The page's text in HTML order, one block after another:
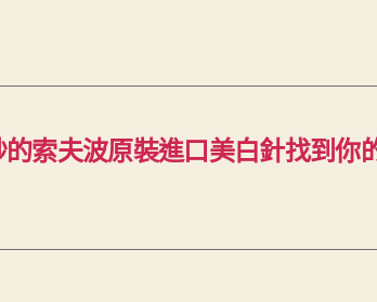
索夫波原裝進口美白針找到你